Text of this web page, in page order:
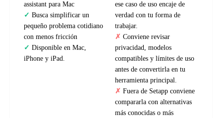
assistant para Mac
Busca simplificar un
pequeño problema cotidiano
con menos fricción
Disponible en Mac,
iPhone y iPad.
ese caso de uso encaje de
verdad con tu forma de
trabajar.
Conviene revisar
privacidad, modelos
compatibles y límites de uso
antes de convertirla en tu
herramienta principal.
Fuera de Setapp conviene
compararla con alternativas
más conocidas o más